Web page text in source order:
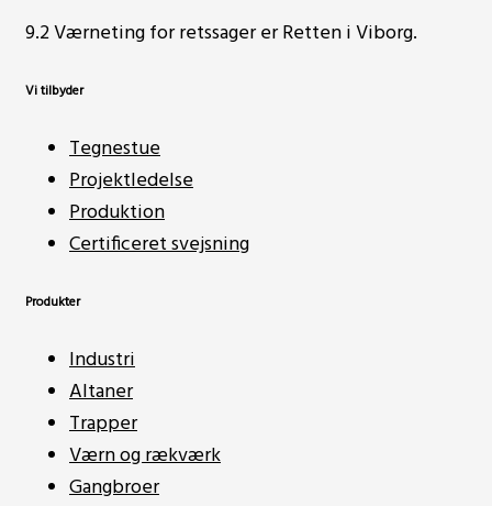
9.2 Værneting for retssager er Retten i Viborg.
Vi tilbyder
Tegnestue
Projektledelse
Produktion
Certificeret svejsning
Produkter
Industri
Altaner
Trapper
Værn og rækværk
Gangbroer